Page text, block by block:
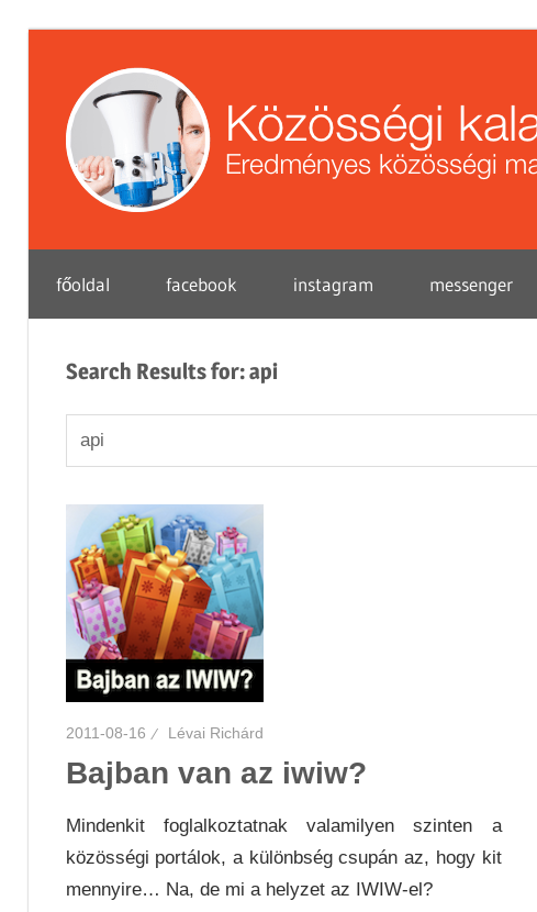
content
közösségi
marketing
vállalkozások
főoldal facebook instagram messenger
Search Results for:api
Search
for:
2011-08-16 Lévai Richárd
Bajban van az iwiw?
Mindenkit foglalkoztatnak valamilyen szinten a
közösségi portálok, a különbség csupán az, hogy kit
mennyire… Na, de mi a helyzet az IWIW-el?